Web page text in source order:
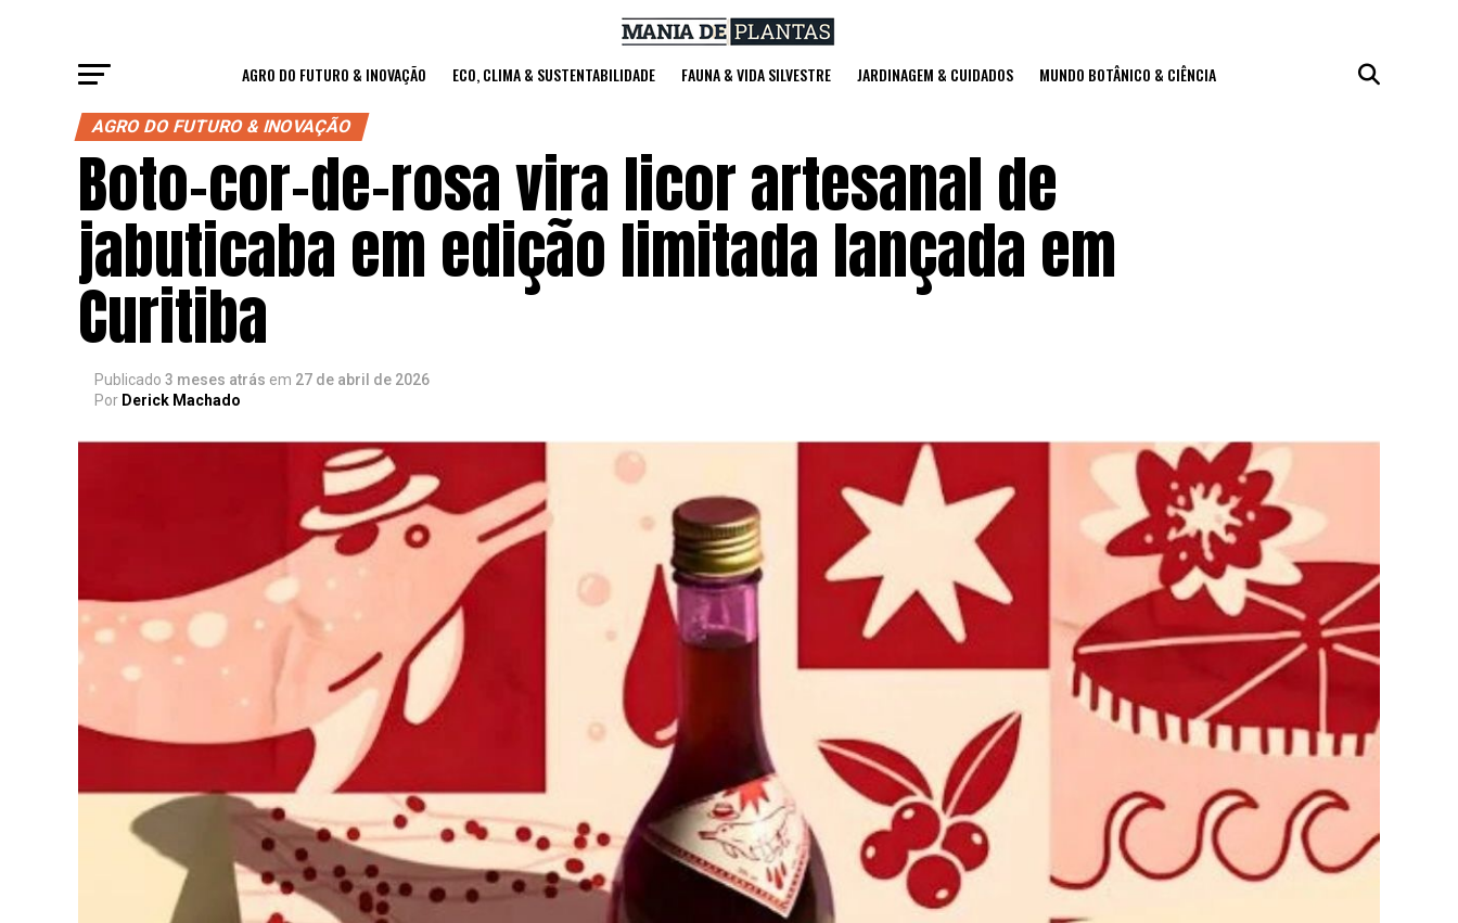
AGRO DO FUTURO & INOVAÇÃO ECO, CLIMA & SUSTENTABILIDADE FAUNA & VIDA SILVESTRE JARDINAGEM & CUIDADOS MUNDO BOTÂNICO & CIÊNCIA
AGRO DO FUTURO & INOVAÇÃO
Boto-cor-de-rosa vira licor artesanal de
jabuticaba em edição limitada lançada em
Curitiba
Publicado 3 meses atrás em 27 de abril de 2026
Por Derick Machado